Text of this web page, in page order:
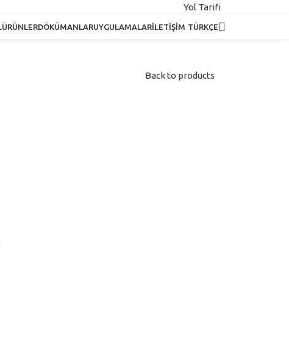
Yol Tarifi
ÜRÜNLERDÖKÜMANLARUYGULAMALARİLETIŞIM TÜRKÇE
Back to products